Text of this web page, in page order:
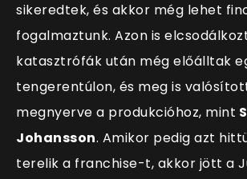
sikeredtek, és akkor még lehet
fogalmaztunk. Azon is
katasztrófák után még előálltak
tengerentúlon, és meg is
megnyerve a produkcióhoz, mint
Johansson. Amikor pedig azt
terelik a franchise-t, akkor jött a